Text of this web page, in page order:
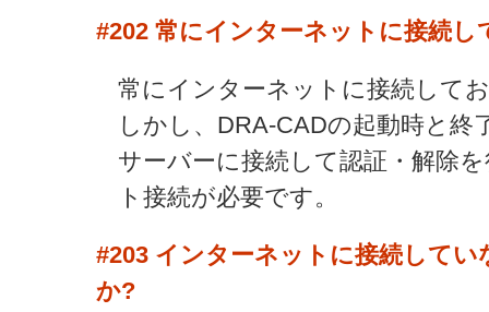
#202 常にインターネットに接続
常にインターネットに接続して
しかし、DRA-CADの起動時と
サーバーに接続して認証・解除
ト接続が必要です。
#203 インターネットに接続して
か?